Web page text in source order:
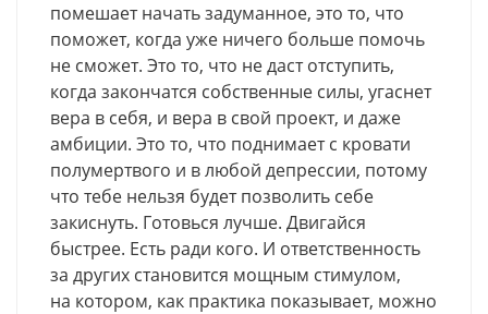
помешает начать задуманное, это то, что
поможет, когда уже ничего больше помочь
не сможет. Это то, что не даст отступить,
когда закончатся собственные силы, угаснет
вера в себя, и вера в свой проект, и даже
амбиции. Это то, что поднимает с кровати
полумертвого и в любой депрессии, потому
что тебе нельзя будет позволить себе
закиснуть. Готовься лучше. Двигайся
быстрее. Есть ради кого. И ответственность
за других становится мощным стимулом,
на котором, как практика показывает, можно